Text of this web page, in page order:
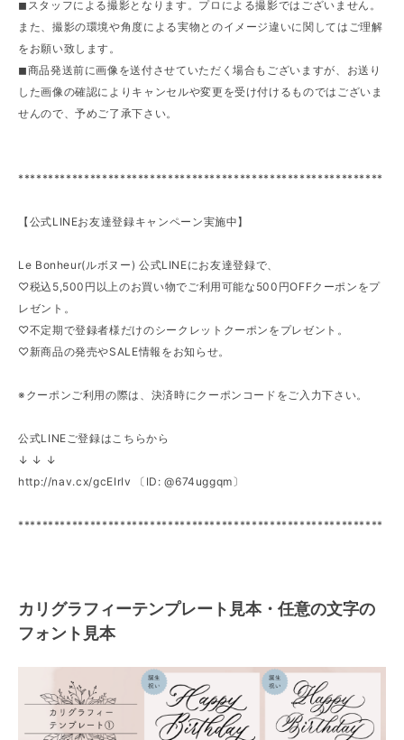
◼︎スタッフによる撮影となります。プロによる撮影ではございません。
また、撮影の環境や角度による実物とのイメージ違いに関してはご理解
をお願い致します。
◼︎商品発送前に画像を送付させていただく場合もございますが、お送り
した画像の確認によりキャンセルや変更を受け付けるものではございま
せんので、予めご了承下さい。
*************************************************************
【公式LINEお友達登録キャンペーン実施中】
Le Bonheur(ルボヌー) 公式LINEにお友達登録で、
♡税込5,500円以上のお買い物でご利用可能な500円OFFクーポンをプ
レゼント。
♡不定期で登録者様だけのシークレットクーポンをプレゼント。
♡新商品の発売やSALE情報をお知らせ。
※クーポンご利用の際は、決済時にクーポンコードをご入力下さい。
公式LINEご登録はこちらから
↓ ↓ ↓
http://nav.cx/gcEIrIv 〔ID: @674uggqm〕
*************************************************************
カリグラフィーテンプレート見本・任意の文字の
フォント見本